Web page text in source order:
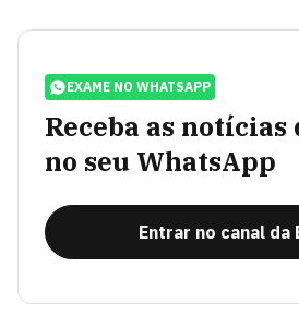
EXAME NO WHATSAPP
Receba as notícias
no seu WhatsApp
Entrar no canal da